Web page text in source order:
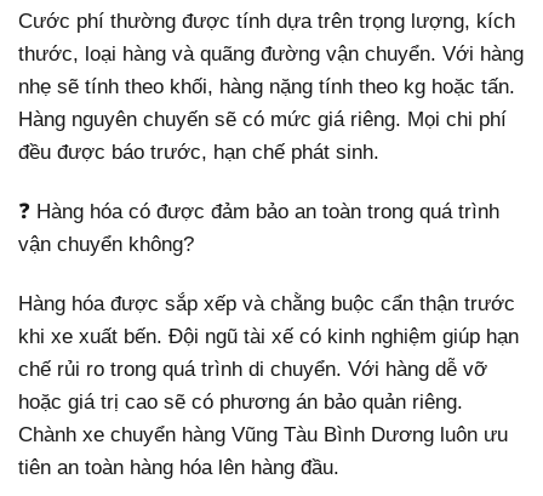
Cước phí thường được tính dựa trên trọng lượng, kích
thước, loại hàng và quãng đường vận chuyển. Với hàng
nhẹ sẽ tính theo khối, hàng nặng tính theo kg hoặc tấn.
Hàng nguyên chuyến sẽ có mức giá riêng. Mọi chi phí
đều được báo trước, hạn chế phát sinh.
❓ Hàng hóa có được đảm bảo an toàn trong quá trình
vận chuyển không?
Hàng hóa được sắp xếp và chằng buộc cẩn thận trước
khi xe xuất bến. Đội ngũ tài xế có kinh nghiệm giúp hạn
chế rủi ro trong quá trình di chuyển. Với hàng dễ vỡ
hoặc giá trị cao sẽ có phương án bảo quản riêng.
Chành xe chuyển hàng Vũng Tàu Bình Dương luôn ưu
tiên an toàn hàng hóa lên hàng đầu.